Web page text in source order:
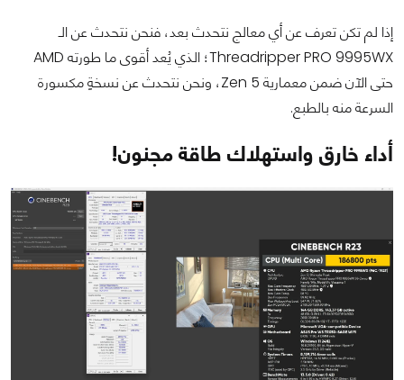
إذا لم تكن تعرف عن أي معالج نتحدث بعد، فنحن نتحدث عن الـ
Threadripper PRO 9995WX؛ الذي يُعد أقوى ما طورته AMD
حتى الآن ضمن معمارية Zen 5، ونحن نتحدث عن نسخةٍ مكسورة
السرعة منه بالطبع.
أداء خارق واستهلاك طاقة مجنون!